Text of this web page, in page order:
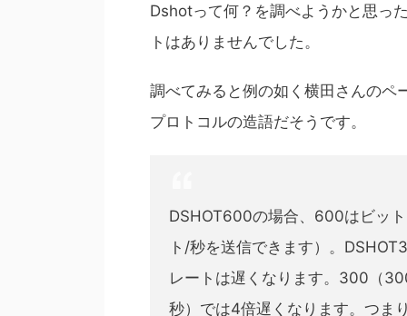
Dshotって何？を調べようかと思っ
トはありませんでした。
調べてみると例の如く横田さんのペ
プロトコルの造語だそうです。
DSHOT600の場合、600はビッ
ト/秒を送信できます）。
レートは遅くなります。300（
秒）では4倍遅くなります。つま